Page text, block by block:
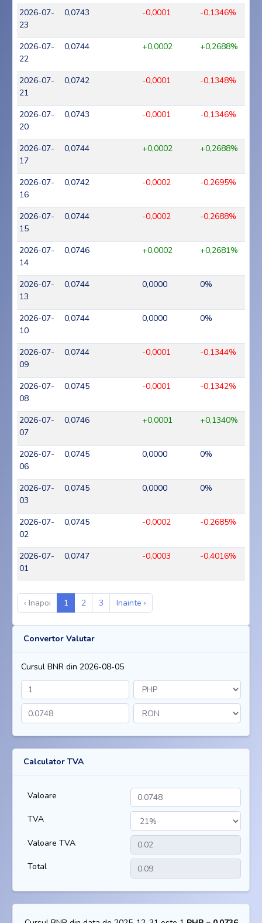
2026-07-
23
0,0743 -0,0001 -0,1346%
2026-07-
22
0,0744 +0,0002 +0,2688%
2026-07-
21
0,0742 -0,0001 -0,1348%
2026-07-
20
0,0743 -0,0001 -0,1346%
2026-07-
17
0,0744 +0,0002 +0,2688%
2026-07-
16
0,0742 -0,0002 -0,2695%
2026-07-
15
0,0744 -0,0002 -0,2688%
2026-07-
14
0,0746 +0,0002 +0,2681%
2026-07-
13
0,0744 0,0000 0%
2026-07-
10
0,0744 0,0000 0%
2026-07-
09
0,0744 -0,0001 -0,1344%
2026-07-
08
0,0745 -0,0001 -0,1342%
2026-07-
07
0,0746 +0,0001 +0,1340%
2026-07-
06
0,0745 0,0000 0%
2026-07-
03
0,0745 0,0000 0%
2026-07-
02
0,0745 -0,0002 -0,2685%
2026-07-
01
0,0747 -0,0003 -0,4016%
‹ Inapoi 1 2 3 Inainte ›
Convertor Valutar
Cursul BNR din 2026-08-05
Calculator TVA
Valoare
TVA
Valoare TVA
Total